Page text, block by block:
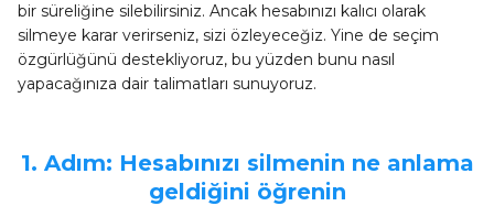
bir süreliğine silebilirsiniz. Ancak hesabınızı kalıcı olarak
silmeye karar verirseniz, sizi özleyeceğiz. Yine de seçim
özgürlüğünü destekliyoruz, bu yüzden bunu nasıl
yapacağınıza dair talimatları sunuyoruz.
1. Adım: Hesabınızı silmenin ne anlama
geldiğini öğrenin